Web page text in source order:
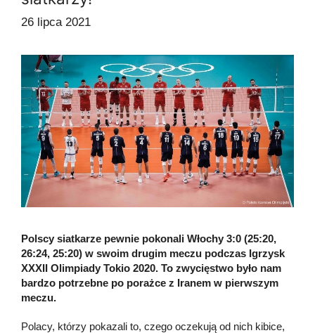
26 lipca 2021
Polscy siatkarze pewnie pokonali Włochy 3:0 (25:20,
26:24, 25:20) w swoim drugim meczu podczas Igrzysk
XXXII Olimpiady Tokio 2020. To zwycięstwo było nam
bardzo potrzebne po porażce z Iranem w pierwszym
meczu.
Polacy, którzy pokazali to, czego oczekują od nich kibice,